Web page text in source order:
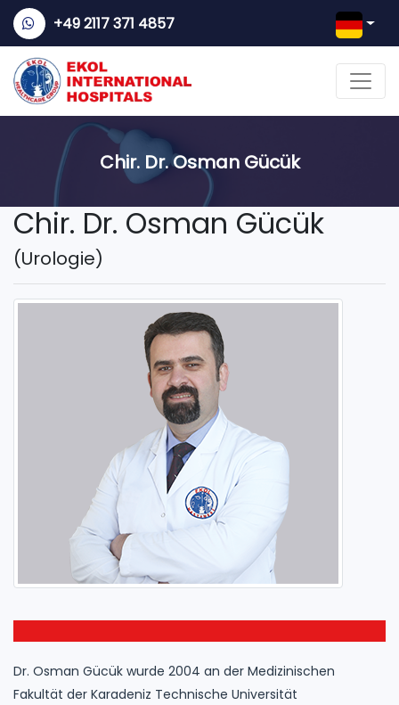
+49 2117 371 4857
Chir. Dr. Osman Gücük
Chir. Dr. Osman Gücük
(Urologie)
Dr. Osman Gücük wurde 2004 an der Medizinischen
Fakultät der Karadeniz Technische Universität